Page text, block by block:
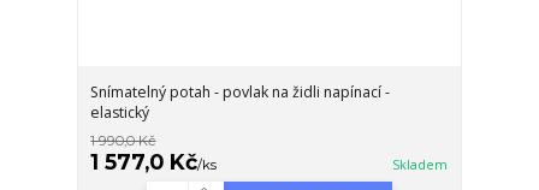
Snímatelný potah - povlak na židli napínací -
elastický
1 990,0 Kč
1 577,0 Kč/ks Skladem